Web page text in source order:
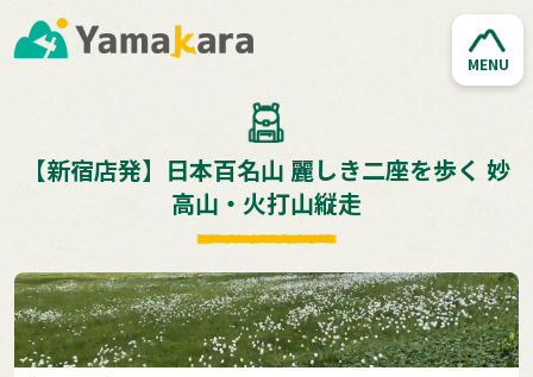
MENU
【新宿店発】日本百名山 麗しき二座を歩く 妙
高山・火打山縦走